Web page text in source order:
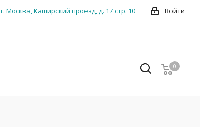
Войти
г. Москва, Каширский проезд, д. 17 стр. 10
0
0